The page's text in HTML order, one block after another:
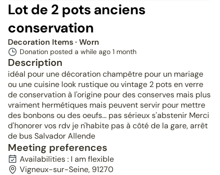
Lot de 2 pots anciens
conservation
Decoration Items· Worn
Donation posted a while ago 1 month
Description
idéal pour une décoration champêtre pour un mariage
ou une cuisine look rustique ou vintage 2 pots en verre
de conservation à l'origine pour des conserves mais plus
vraiment hermétiques mais peuvent servir pour mettre
des bonbons ou des oeufs... pas sérieux s'abstenir Merci
d'honorer vos rdv je n'habite pas à côté de la gare, arrêt
de bus Salvador Allende
Meeting preferences
Availabilities : I am flexible
Vigneux-sur-Seine, 91270